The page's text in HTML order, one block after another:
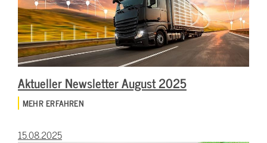
Aktueller Newsletter August 2025
MEHR ERFAHREN
15.08.2025